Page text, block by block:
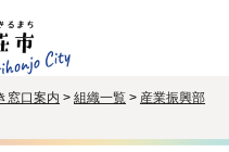
窓口案内 > 組織一覧 > 産業振興部